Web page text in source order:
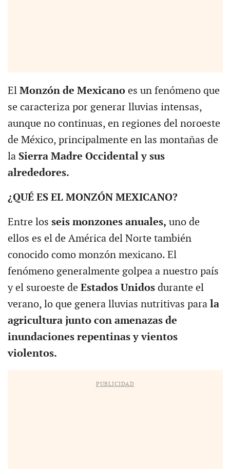
El Monzón de Mexicanoes un fenómeno que
se caracteriza por generar lluvias intensas,
aunque no continuas, en regiones del noroeste
de México, principalmente en las montañas de
laSierra Madre Occidental y sus
alrededores.
¿QUÉ ES EL MONZÓN MEXICANO?
Entre los seis monzones anuales, uno de
ellos es el de América del Norte también
conocido como monzón mexicano. El
fenómeno generalmente golpea a nuestro país
y el suroeste de Estados Unidosdurante el
verano, lo que genera lluvias nutritivas para la
agricultura junto con amenazas de
inundaciones repentinas y vientos
violentos.
PUBLICIDAD